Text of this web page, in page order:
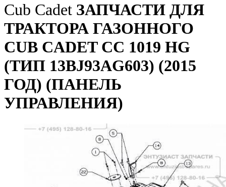
Cub Cadet ЗАПЧАСТИ ДЛЯ
ТРАКТОРА ГАЗОННОГО
CUB CADET CC 1019 HG
(ТИП 13BJ93AG603) (2015
ГОД) (ПАНЕЛЬ
УПРАВЛЕНИЯ)